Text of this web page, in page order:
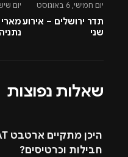
יום חמישי, 6 באוגוסט
תדר ירושלים – אירוע
שני
יום שישי, 7
מארי
נתניה
שאלות נפוצות
חבילות וכרטיסים?